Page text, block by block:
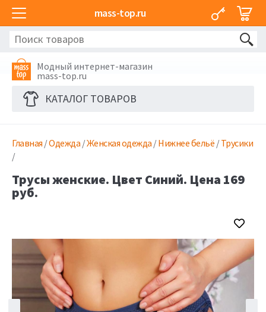
mass-top.ru
Модный интернет-магазин
mass-top.ru
КАТАЛОГ ТОВАРОВ
Главная /Одежда /Женская одежда /Нижнее бельё /Трусики
/
Трусы женские. Цвет Синий. Цена 169
руб.